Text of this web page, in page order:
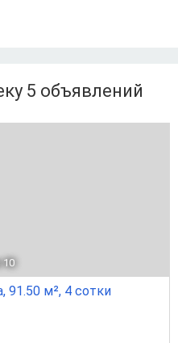
5 объявлений
10
91.50 м², 4 сотки